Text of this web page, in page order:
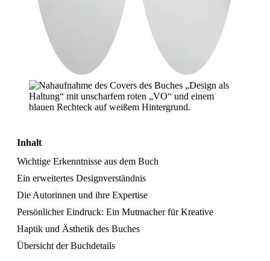
Inhalt
Wichtige Erkenntnisse aus dem Buch
Ein erweitertes Designverständnis
Die Autorinnen und ihre Expertise
Persönlicher Eindruck: Ein Mutmacher für Kreative
Haptik und Ästhetik des Buches
Übersicht der Buchdetails